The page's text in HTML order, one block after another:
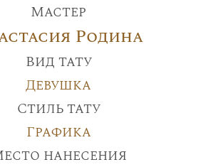
Мастер
Родина
Вид тату
Девушка
Стиль тату
Графика
нанесения